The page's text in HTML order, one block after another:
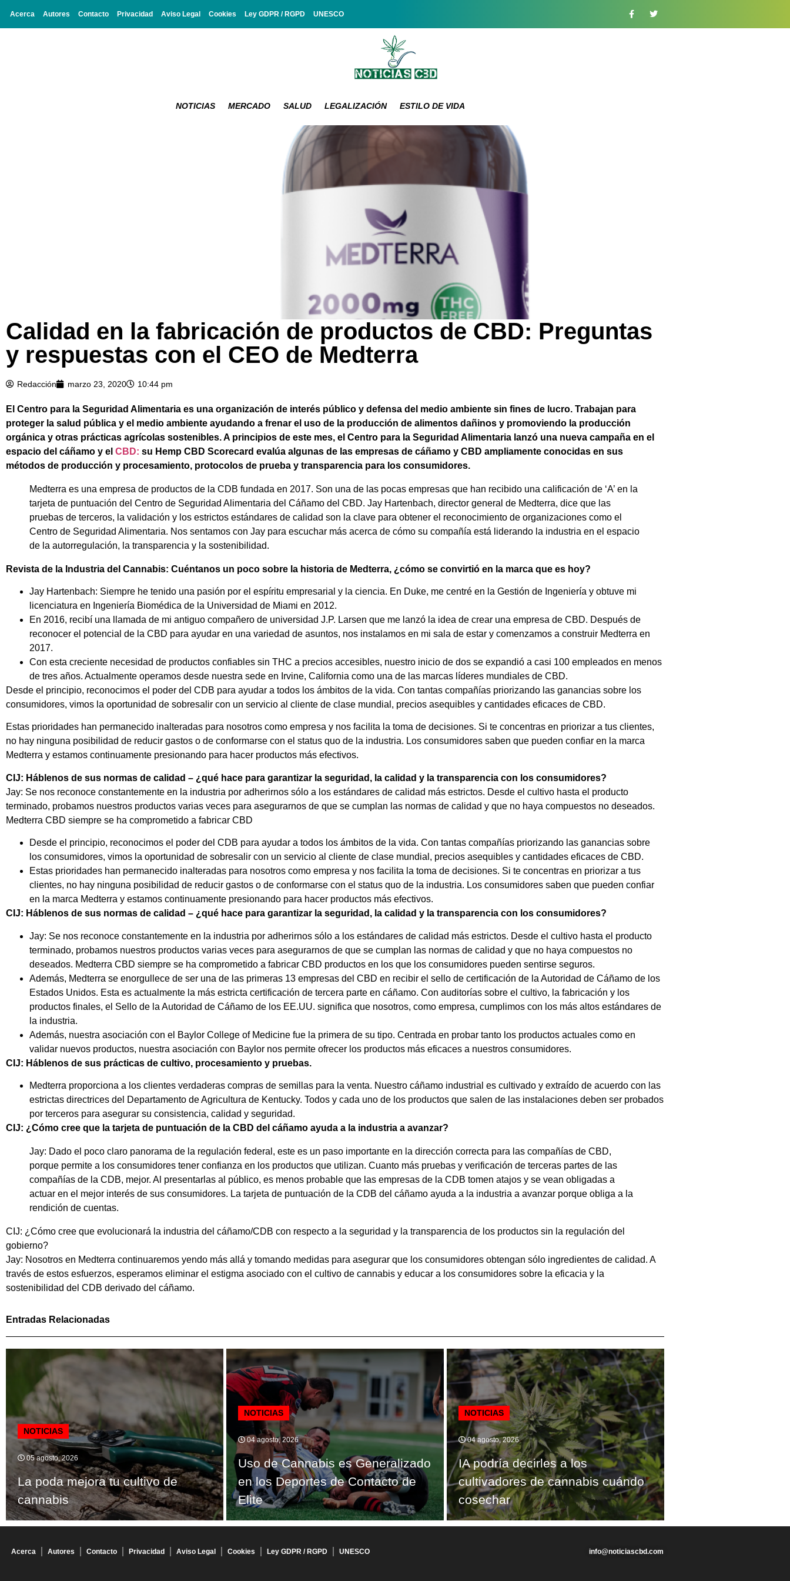
Acerca Autores Contacto Privacidad Aviso Legal Cookies Ley GDPR / RGPD UNESCO
NOTICIAS MERCADO SALUD LEGALIZACIÓN ESTILO DE VIDA
Calidad en la fabricación de productos de CBD: Preguntas
y respuestas con el CEO de Medterra
Redacción marzo 23, 2020 10:44 pm
El Centro para la Seguridad Alimentaria es una organización de interés público y defensa del medio ambiente sin fines de lucro. Trabajan para
proteger la salud pública y el medio ambiente ayudando a frenar el uso de la producción de alimentos dañinos y promoviendo la producción
orgánica y otras prácticas agrícolas sostenibles. A principios de este mes, el Centro para la Seguridad Alimentaria lanzó una nueva campaña en el
espacio del cáñamo y el CBD: su Hemp CBD Scorecard evalúa algunas de las empresas de cáñamo y CBD ampliamente conocidas en sus
métodos de producción y procesamiento, protocolos de prueba y transparencia para los consumidores.
Medterra es una empresa de productos de la CDB fundada en 2017. Son una de las pocas empresas que han recibido una calificación de ‘A’ en la
tarjeta de puntuación del Centro de Seguridad Alimentaria del Cáñamo del CBD. Jay Hartenbach, director general de Medterra, dice que las
pruebas de terceros, la validación y los estrictos estándares de calidad son la clave para obtener el reconocimiento de organizaciones como el
Centro de Seguridad Alimentaria. Nos sentamos con Jay para escuchar más acerca de cómo su compañía está liderando la industria en el espacio
de la autorregulación, la transparencia y la sostenibilidad.
Revista de la Industria del Cannabis: Cuéntanos un poco sobre la historia de Medterra, ¿cómo se convirtió en la marca que es hoy?
Jay Hartenbach: Siempre he tenido una pasión por el espíritu empresarial y la ciencia. En Duke, me centré en la Gestión de Ingeniería y obtuve mi
licenciatura en Ingeniería Biomédica de la Universidad de Miami en 2012.
En 2016, recibí una llamada de mi antiguo compañero de universidad J.P. Larsen que me lanzó la idea de crear una empresa de CBD. Después de
reconocer el potencial de la CBD para ayudar en una variedad de asuntos, nos instalamos en mi sala de estar y comenzamos a construir Medterra en
2017.
Con esta creciente necesidad de productos confiables sin THC a precios accesibles, nuestro inicio de dos se expandió a casi 100 empleados en menos
de tres años. Actualmente operamos desde nuestra sede en Irvine, California como una de las marcas líderes mundiales de CBD.
Desde el principio, reconocimos el poder del CDB para ayudar a todos los ámbitos de la vida. Con tantas compañías priorizando las ganancias sobre los
consumidores, vimos la oportunidad de sobresalir con un servicio al cliente de clase mundial, precios asequibles y cantidades eficaces de CBD.
Estas prioridades han permanecido inalteradas para nosotros como empresa y nos facilita la toma de decisiones. Si te concentras en priorizar a tus clientes,
no hay ninguna posibilidad de reducir gastos o de conformarse con el status quo de la industria. Los consumidores saben que pueden confiar en la marca
Medterra y estamos continuamente presionando para hacer productos más efectivos.
CIJ: Háblenos de sus normas de calidad – ¿qué hace para garantizar la seguridad, la calidad y la transparencia con los consumidores?
Jay: Se nos reconoce constantemente en la industria por adherirnos sólo a los estándares de calidad más estrictos. Desde el cultivo hasta el producto
terminado, probamos nuestros productos varias veces para asegurarnos de que se cumplan las normas de calidad y que no haya compuestos no deseados.
Medterra CBD siempre se ha comprometido a fabricar CBD
Desde el principio, reconocimos el poder del CDB para ayudar a todos los ámbitos de la vida. Con tantas compañías priorizando las ganancias sobre
los consumidores, vimos la oportunidad de sobresalir con un servicio al cliente de clase mundial, precios asequibles y cantidades eficaces de CBD.
Estas prioridades han permanecido inalteradas para nosotros como empresa y nos facilita la toma de decisiones. Si te concentras en priorizar a tus
clientes, no hay ninguna posibilidad de reducir gastos o de conformarse con el status quo de la industria. Los consumidores saben que pueden confiar
en la marca Medterra y estamos continuamente presionando para hacer productos más efectivos.
CIJ: Háblenos de sus normas de calidad – ¿qué hace para garantizar la seguridad, la calidad y la transparencia con los consumidores?
Jay: Se nos reconoce constantemente en la industria por adherirnos sólo a los estándares de calidad más estrictos. Desde el cultivo hasta el producto
terminado, probamos nuestros productos varias veces para asegurarnos de que se cumplan las normas de calidad y que no haya compuestos no
deseados. Medterra CBD siempre se ha comprometido a fabricar CBD productos en los que los consumidores pueden sentirse seguros.
Además, Medterra se enorgullece de ser una de las primeras 13 empresas del CBD en recibir el sello de certificación de la Autoridad de Cáñamo de los
Estados Unidos. Esta es actualmente la más estricta certificación de tercera parte en cáñamo. Con auditorías sobre el cultivo, la fabricación y los
productos finales, el Sello de la Autoridad de Cáñamo de los EE.UU. significa que nosotros, como empresa, cumplimos con los más altos estándares de
la industria.
Además, nuestra asociación con el Baylor College of Medicine fue la primera de su tipo. Centrada en probar tanto los productos actuales como en
validar nuevos productos, nuestra asociación con Baylor nos permite ofrecer los productos más eficaces a nuestros consumidores.
CIJ: Háblenos de sus prácticas de cultivo, procesamiento y pruebas.
Medterra proporciona a los clientes verdaderas compras de semillas para la venta. Nuestro cáñamo industrial es cultivado y extraído de acuerdo con las
estrictas directrices del Departamento de Agricultura de Kentucky. Todos y cada uno de los productos que salen de las instalaciones deben ser probados
por terceros para asegurar su consistencia, calidad y seguridad.
CIJ: ¿Cómo cree que la tarjeta de puntuación de la CBD del cáñamo ayuda a la industria a avanzar?
Jay: Dado el poco claro panorama de la regulación federal, este es un paso importante en la dirección correcta para las compañías de CBD,
porque permite a los consumidores tener confianza en los productos que utilizan. Cuanto más pruebas y verificación de terceras partes de las
compañías de la CDB, mejor. Al presentarlas al público, es menos probable que las empresas de la CDB tomen atajos y se vean obligadas a
actuar en el mejor interés de sus consumidores. La tarjeta de puntuación de la CDB del cáñamo ayuda a la industria a avanzar porque obliga a la
rendición de cuentas.
CIJ: ¿Cómo cree que evolucionará la industria del cáñamo/CDB con respecto a la seguridad y la transparencia de los productos sin la regulación del
gobierno?
Jay: Nosotros en Medterra continuaremos yendo más allá y tomando medidas para asegurar que los consumidores obtengan sólo ingredientes de calidad. A
través de estos esfuerzos, esperamos eliminar el estigma asociado con el cultivo de cannabis y educar a los consumidores sobre la eficacia y la
sostenibilidad del CDB derivado del cáñamo.
Entradas Relacionadas
NOTICIAS
05 agosto, 2026
La poda mejora tu cultivo de
cannabis
NOTICIAS
04 agosto, 2026
Uso de Cannabis es Generalizado
en los Deportes de Contacto de
Elite
NOTICIAS
04 agosto, 2026
IA podría decirles a los
cultivadores de cannabis cuándo
cosechar
Acerca Autores Contacto Privacidad Aviso Legal Cookies Ley GDPR / RGPD UNESCO info@noticiascbd.com